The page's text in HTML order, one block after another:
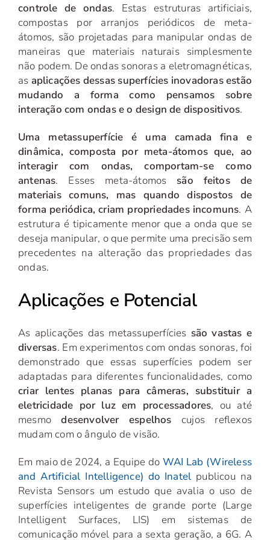
controle de ondas. Estas estruturas artificiais,
compostas por arranjos periódicos de meta-
átomos, são projetadas para manipular ondas de
maneiras que materiais naturais simplesmente
não podem. De ondas sonoras a eletromagnéticas,
as aplicações dessas superfícies inovadoras estão
mudando a forma como pensamos sobre
interação com ondas e o design de dispositivos.
Uma metassuperfície é uma camada fina e
dinâmica, composta por meta-átomos que, ao
interagir com ondas, comportam-se como
antenas. Esses meta-átomos são feitos de
materiais comuns, mas quando dispostos de
forma periódica, criam propriedades incomuns. A
estrutura é tipicamente menor que a onda que se
deseja manipular, o que permite uma precisão sem
precedentes na alteração das propriedades das
ondas.
Aplicações e Potencial
As aplicações das metassuperfícies são vastas e
diversas. Em experimentos com ondas sonoras, foi
demonstrado que essas superfícies podem ser
adaptadas para diferentes funcionalidades, como
criar lentes planas para câmeras, substituir a
eletricidade por luz em processadores, ou até
mesmodesenvolver espelhos cujos reflexos
mudam com o ângulo de visão.
Em maio de 2024, a Equipe do WAI Lab (Wireless
and Artificial Intelligence) do Inatel publicou na
Revista Sensors um estudo que avalia o uso de
superfícies inteligentes de grande porte (Large
Intelligent Surfaces, LIS) em sistemas de
comunicação móvel para a sexta geração, a 6G. A